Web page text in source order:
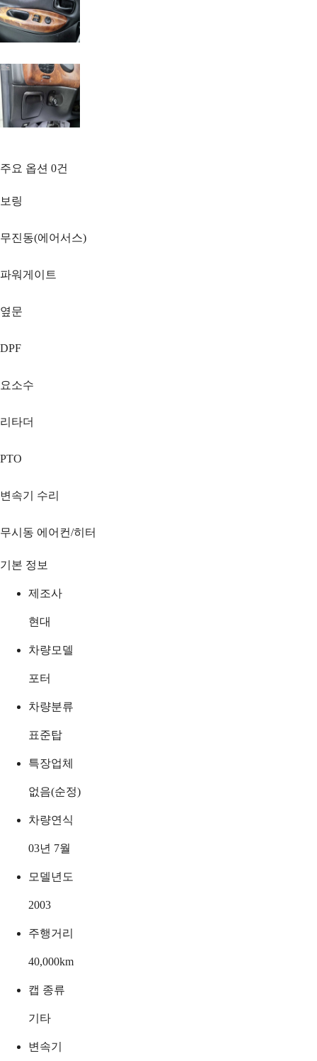
주요 옵션 0건
보링
무진동(에어서스)
파워게이트
옆문
DPF
요소수
리타더
PTO
변속기 수리
무시동 에어컨/히터
기본 정보
제조사
현대
차량모델
포터
차량분류
표준탑
특장업체
없음(순정)
차량연식
03년 7월
모델년도
2003
주행거리
40,000km
캡 종류
기타
변속기